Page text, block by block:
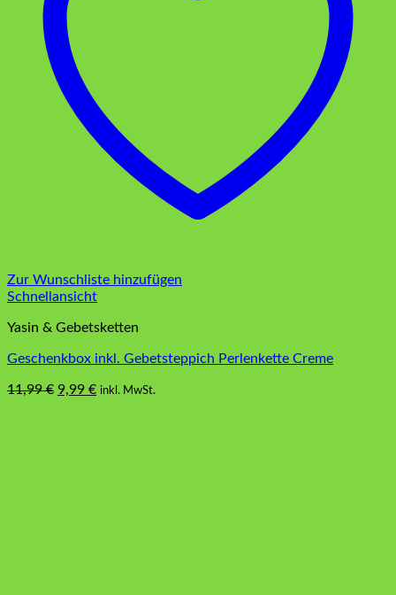
Zur Wunschliste hinzufügen
Schnellansicht
Yasin & Gebetsketten
Geschenkbox inkl. Gebetsteppich Perlenkette Creme
11,99€ Ursprünglicher
9,99 €Aktueller
inkl. MwSt.